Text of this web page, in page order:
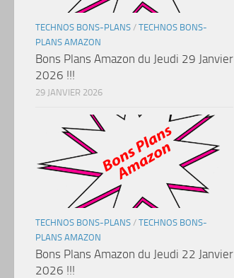
TECHNOS BONS-PLANS / TECHNOS BONS-
PLANS AMAZON
Bons Plans Amazon du Jeudi 29 Janvier
2026 !!!
29 JANVIER 2026
TECHNOS BONS-PLANS / TECHNOS BONS-
PLANS AMAZON
Bons Plans Amazon du Jeudi 22 Janvier
2026 !!!